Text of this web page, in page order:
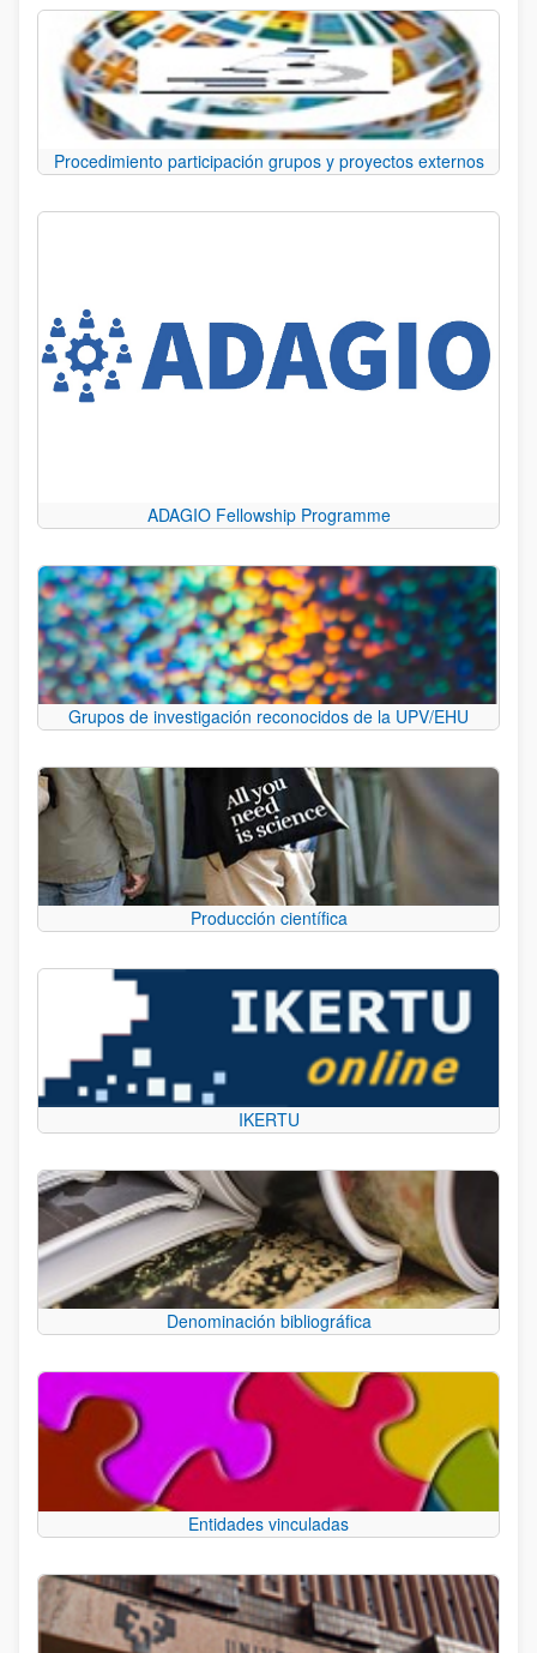
Procedimiento participación grupos y proyectos externos
ADAGIO Fellowship Programme
Grupos de investigación reconocidos de la UPV/EHU
Producción científica
IKERTU
Denominación bibliográfica
Entidades vinculadas